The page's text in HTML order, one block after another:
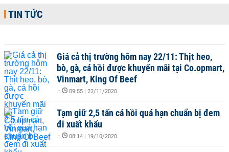
TIN TỨC
Giá cả thị trường hôm nay 22/11: Thịt heo,
bò, gà, cá hồi được khuyến mãi tại Co.opmart,
Vinmart, King Of Beef
- 09:55 | 22/11/2020
Tạm giữ 2,5 tấn cá hồi quá hạn chuẩn bị đem
đi xuất khẩu
- 08:14 | 19/10/2020